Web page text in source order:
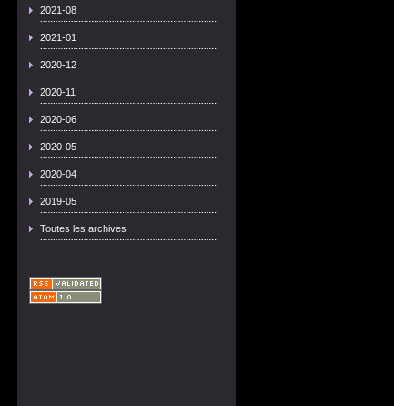
2021-08
2021-01
2020-12
2020-11
2020-06
2020-05
2020-04
2019-05
Toutes les archives